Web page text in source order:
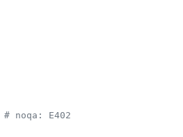
# noqa: E402